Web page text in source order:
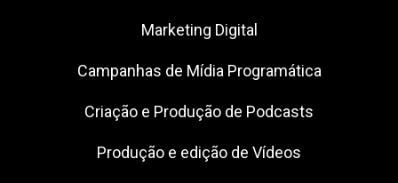
Marketing Digital
Campanhas de Mídia Programática
Criação e Produção de Podcasts
Produção e edição de Vídeos